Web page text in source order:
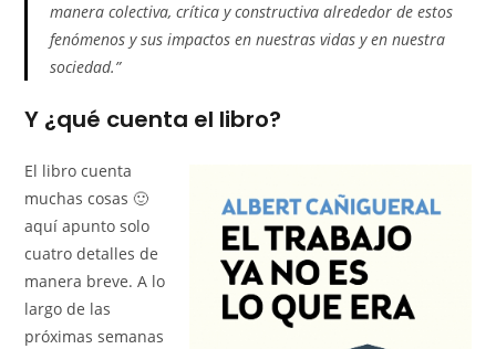
manera colectiva, crítica y constructiva alrededor de estos
fenómenos y sus impactos en nuestras vidas y en nuestra
sociedad.”
Y ¿qué cuenta el libro?
El libro cuenta
muchas cosas 🙂
aquí apunto solo
cuatro detalles de
manera breve. A lo
largo de las
próximas semanas